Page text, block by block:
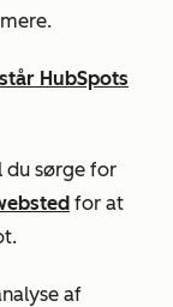
HubSpots
du sørge for
for at
af